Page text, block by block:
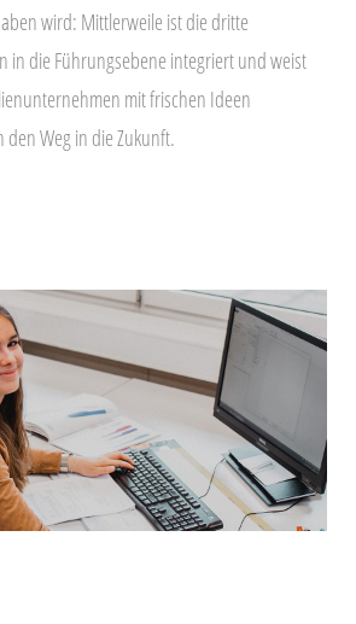
wird: Mittlerweile ist die dritte
in die Führungsebene integriert und weist
mit frischen Ideen
den Weg in die Zukunft.